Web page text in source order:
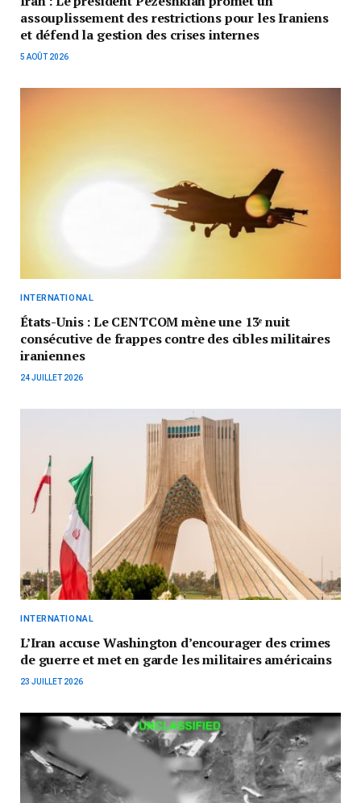
assouplissement des restrictions pour les Iraniens
et défend la gestion des crises internes
5 AOÛT 2026
INTERNATIONAL
États-Unis : Le CENTCOM mène une 13ᵉ nuit
consécutive de frappes contre des cibles militaires
iraniennes
24 JUILLET 2026
INTERNATIONAL
L’Iran accuse Washington d’encourager des crimes
de guerre et met en garde les militaires américains
23 JUILLET 2026